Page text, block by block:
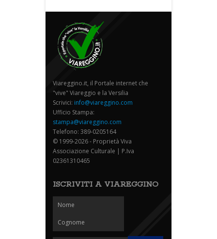
Viareggino.it, il Portale internet che
"vive" Viareggio e la Versilia
Scrivici: info@viareggino.com
Ufficio Stampa:
stampa@viareggino.com
Telefono: 389-0205164
© 1999-2026 - Proprietà Viva
Associazione Culturale | P.Iva
02361310465
ISCRIVITI A VIAREGGINO